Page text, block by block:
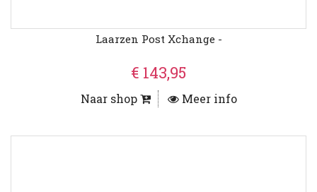
Laarzen Post Xchange -
€ 143,95
Naar shop Meer info